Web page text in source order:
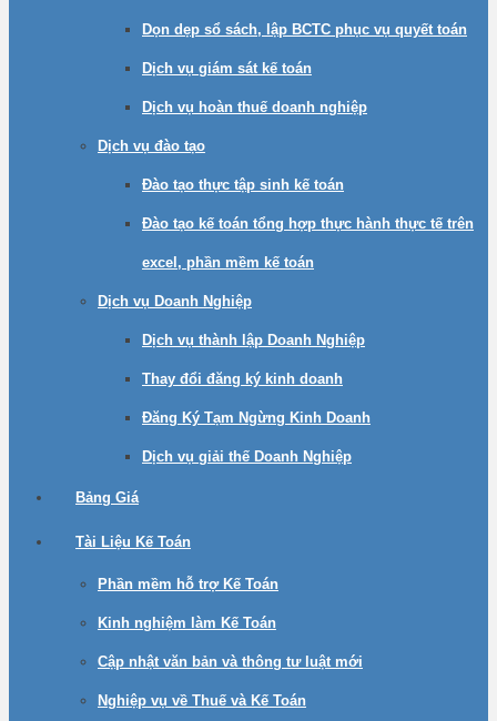
Dọn dẹp sổ sách, lập BCTC phục vụ quyết toán
Dịch vụ giám sát kế toán
Dịch vụ hoàn thuế doanh nghiệp
Dịch vụ đào tạo
Đào tạo thực tập sinh kế toán
Đào tạo kế toán tổng hợp thực hành thực tế trên
excel, phần mềm kế toán
Dịch vụ Doanh Nghiệp
Dịch vụ thành lập Doanh Nghiệp
Thay đổi đăng ký kinh doanh
Đăng Ký Tạm Ngừng Kinh Doanh
Dịch vụ giải thế Doanh Nghiệp
Bảng Giá
Tài Liệu Kế Toán
Phần mềm hỗ trợ Kế Toán
Kinh nghiệm làm Kế Toán
Cập nhật văn bản và thông tư luật mới
Nghiệp vụ về Thuế và Kế Toán